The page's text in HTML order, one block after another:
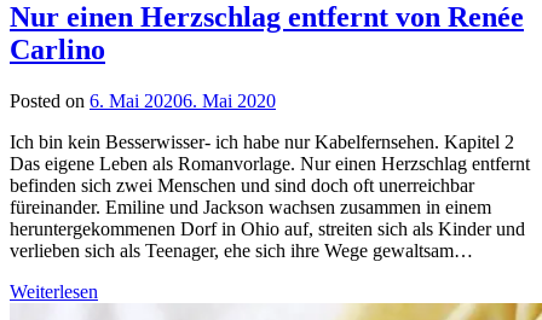
Nur einen Herzschlag entfernt von Renée
Carlino
Posted on 6. Mai 20206. Mai 2020
Ich bin kein Besserwisser- ich habe nur Kabelfernsehen. Kapitel 2
Das eigene Leben als Romanvorlage. Nur einen Herzschlag entfernt
befinden sich zwei Menschen und sind doch oft unerreichbar
füreinander. Emiline und Jackson wachsen zusammen in einem
heruntergekommenen Dorf in Ohio auf, streiten sich als Kinder und
verlieben sich als Teenager, ehe sich ihre Wege gewaltsam…
Weiterlesen